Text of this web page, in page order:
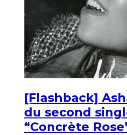
[Flashback]
du second
“Concrète